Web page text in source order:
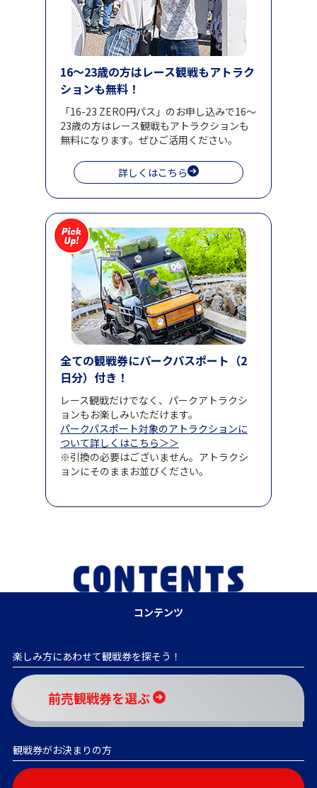
16～23歳の方はレース観戦もアトラク
ションも無料！
「16-23 ZERO円パス」のお申し込みで16～
23歳の方はレース観戦もアトラクションも
無料になります。ぜひご活用ください。
詳しくはこちら
全ての観戦券にパークパスポート（2
日分）付き！
レース観戦だけでなく、パークアトラクシ
ョンもお楽しみいただけます。
パークパスポート対象のアトラクションに
ついて詳しくはこちら＞＞
※引換の必要はございません。アトラクシ
ョンにそのままお並びください。
コンテンツ
楽しみ方にあわせて観戦券を探そう！
前売観戦券を選ぶ
観戦券がお決まりの方